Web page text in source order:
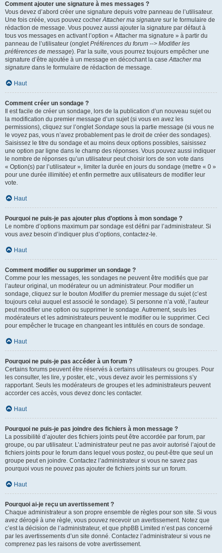
Comment ajouter une signature à mes messages ?
Vous devez d’abord créer une signature depuis votre panneau de l’utilisateur.
Une fois créée, vous pouvez cocherAttacher ma signature sur le formulaire de
rédaction de message. Vous pouvez aussi ajouter la signature par défaut à
tous vos messages en activant l’option « Attacher ma signature » à partir du
panneau de l’utilisateur (ongletPréférences du forum --> Modifier les
préférences de message). Par la suite, vous pourrez toujours empêcher une
signature d’être ajoutée à un message en décochant la caseAttacher ma
signature dans le formulaire de rédaction de message.
Haut
Comment créer un sondage ?
Il est facile de créer un sondage, lors de la publication d’un nouveau sujet ou
la modification du premier message d’un sujet (si vous en avez les
permissions), cliquez sur l’ongletSondage sous la partie message (si vous ne
le voyez pas, vous n’avez probablement pas le droit de créer des sondages).
Saisissez le titre du sondage et au moins deux options possibles, saisissez
une option par ligne dans le champ des réponses. Vous pouvez aussi indiquer
le nombre de réponses qu’un utilisateur peut choisir lors de son vote dans
« Option(s) par l’utilisateur », limiter la durée en jours du sondage (mettre « 0 »
pour une durée illimitée) et enfin permettre aux utilisateurs de modifier leur
vote.
Haut
Pourquoi ne puis-je pas ajouter plus d’options à mon sondage ?
Le nombre d’options maximum par sondage est défini par l’administrateur. Si
vous avez besoin d’indiquer plus d’options, contactez-le.
Haut
Comment modifier ou supprimer un sondage ?
Comme pour les messages, les sondages ne peuvent être modifiés que par
l’auteur original, un modérateur ou un administrateur. Pour modifier un
sondage, cliquez sur le bouton Modifierdu premier message du sujet (c’est
toujours celui auquel est associé le sondage). Si personne n’a voté, l’auteur
peut modifier une option ou supprimer le sondage. Autrement, seuls les
modérateurs et les administrateurs peuvent le modifier ou le supprimer. Ceci
pour empêcher le trucage en changeant les intitulés en cours de sondage.
Haut
Pourquoi ne puis-je pas accéder à un forum ?
Certains forums peuvent être réservés à certains utilisateurs ou groupes. Pour
les consulter, les lire, y poster, etc., vous devez avoir les permissions s’y
rapportant. Seuls les modérateurs de groupes et les administrateurs peuvent
accorder ces accès, vous devez donc les contacter.
Haut
Pourquoi ne puis-je pas joindre des fichiers à mon message ?
La possibilité d’ajouter des fichiers joints peut être accordée par forum, par
groupe, ou par utilisateur. L’administrateur peut ne pas avoir autorisé l’ajout de
fichiers joints pour le forum dans lequel vous postez, ou peut-être que seul un
groupe peut en joindre. Contactez l’administrateur si vous ne savez pas
pourquoi vous ne pouvez pas ajouter de fichiers joints sur un forum.
Haut
Pourquoi ai-je reçu un avertissement ?
Chaque administrateur a son propre ensemble de règles pour son site. Si vous
avez dérogé à une règle, vous pouvez recevoir un avertissement. Notez que
c’est la décision de l’administrateur, et que phpBB Limited n’est pas concerné
par les avertissements d’un site donné. Contactez l’administrateur si vous ne
comprenez pas les raisons de votre avertissement.